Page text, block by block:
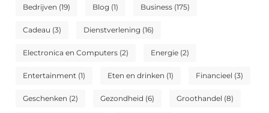
Bedrijven (19) Blog (1) Business (175)
Cadeau (3) Dienstverlening (16)
Electronica en Computers (2) Energie (2)
Entertainment (1) Eten en drinken (1) Financieel (3)
Geschenken (2) Gezondheid (6) Groothandel (8)